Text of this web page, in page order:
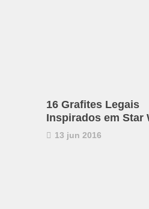
16 Grafites Legais
Inspirados em Star
13 jun 2016